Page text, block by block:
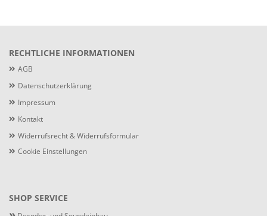
RECHTLICHE INFORMATIONEN
AGB
Datenschutzerklärung
Impressum
Kontakt
Widerrufsrecht & Widerrufsformular
Cookie Einstellungen
SHOP SERVICE